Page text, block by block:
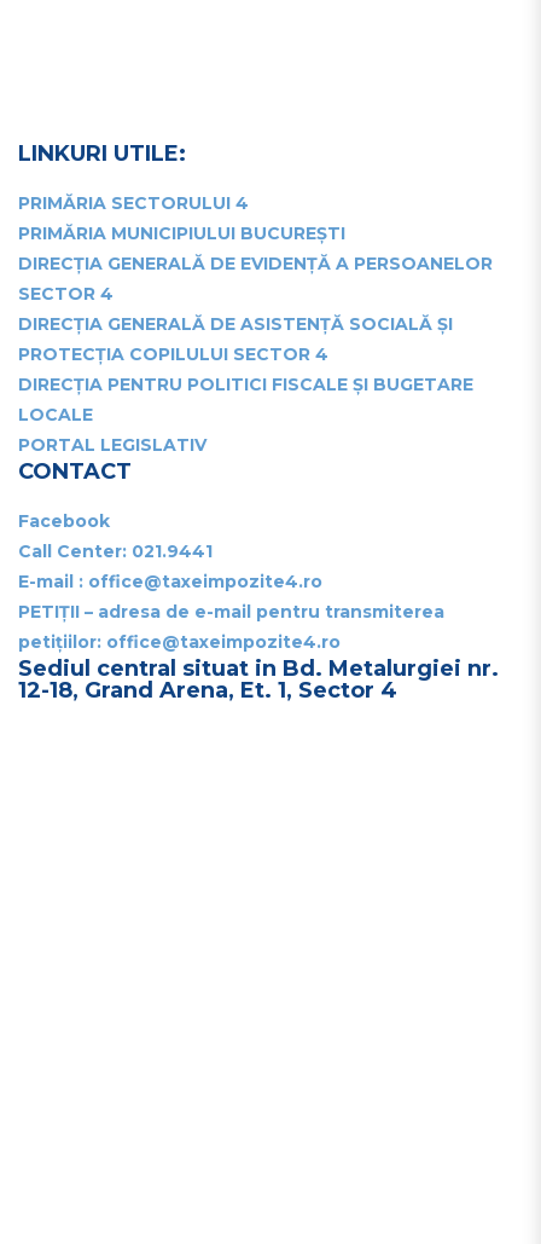
LINKURI UTILE:
PRIMĂRIA SECTORULUI 4
PRIMĂRIA MUNICIPIULUI BUCUREȘTI
DIRECȚIA GENERALĂ DE EVIDENȚĂ A PERSOANELOR
SECTOR 4
DIRECȚIA GENERALĂ DE ASISTENȚĂ SOCIALĂ ȘI
PROTECȚIA COPILULUI SECTOR 4
DIRECȚIA PENTRU POLITICI FISCALE ȘI BUGETARE
LOCALE
PORTAL LEGISLATIV
CONTACT
Facebook
Call Center: 021.9441
E-mail : office@taxeimpozite4.ro
PETIȚII – adresa de e-mail pentru transmiterea
petițiilor: office@taxeimpozite4.ro
Sediul central situat in Bd. Metalurgiei nr.
12-18, Grand Arena, Et. 1, Sector 4